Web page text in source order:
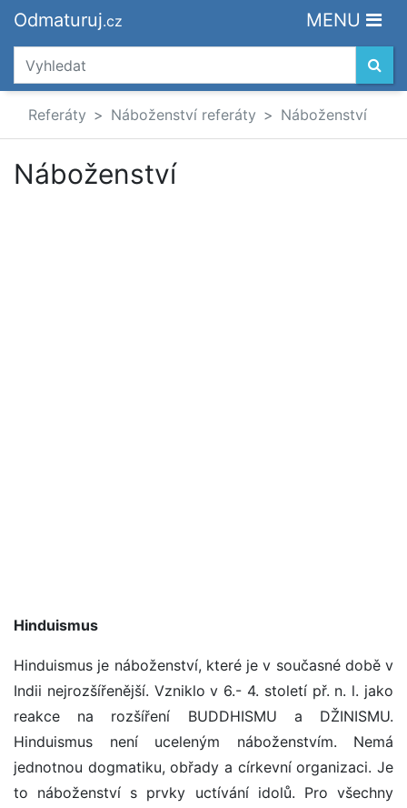
Odmaturuj.cz MENU
Referáty Náboženství referáty Náboženství
Náboženství
Hinduismus
Hinduismus je náboženství, které je v současné době v
Indii nejrozšířenější. Vzniklo v 6.- 4. století př. n. l. jako
reakce na rozšíření BUDDHISMU a DŽINISMU.
Hinduismus není uceleným náboženstvím. Nemá
jednotnou dogmatiku, obřady a církevní organizaci. Je
to náboženství s prvky uctívání idolů. Pro všechny